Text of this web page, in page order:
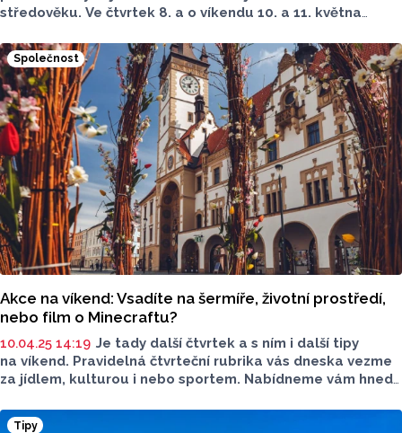
středověku. Ve čtvrtek 8. a o víkendu 10. a 11. května
utkají v turnaji. Nejen to je zárukou vysoké kvality
celodenního programu.
Společnost
Akce na víkend: Vsadíte na šermíře, životní prostředí,
nebo film o Minecraftu?
10.04.25 14:19 Je tady další čtvrtek a s ním i další tipy
na víkend. Pravidelná čtvrteční rubrika vás dneska vezme
za jídlem, kulturou i nebo sportem. Nabídneme vám hned
zvolíte vy?
Tipy